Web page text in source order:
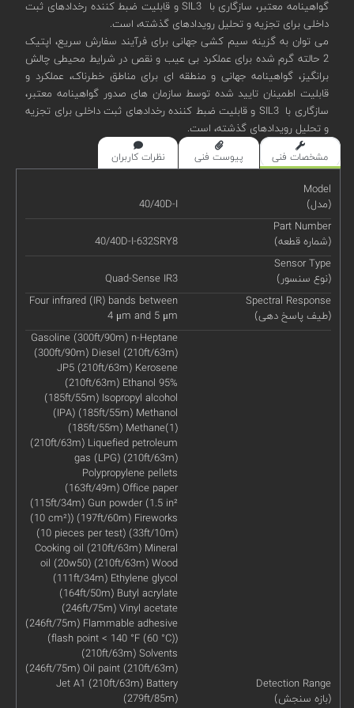
گواهینامه معتبر، سازگاری با SIL3 و قابلیت ضبط کننده رخدادهای ثبت
داخلی برای تجزیه و تحلیل رویدادهای گذشته، است.
می توان به گزینه سیم کشی جهانی برای فرآیند سفارش سریع، اپتیک
2 حالته گرم شده برای عملکرد بی عیب و نقص در شرایط محیطی چالش
برانگیز، گواهینامه جهانی و منطقه ای برای مناطق خطرناک، عملکرد و
قابلیت اطمینان تایید شده توسط سازمان های صدور گواهینامه معتبر،
سازگاری با SIL3 و قابلیت ضبط کننده رخدادهای ثبت داخلی برای تجزیه
و تحلیل رویدادهای گذشته، است.
مشخصات فنی پیوست فنی نظرات کاربران
Model
(مدل)
40/40D-I
Part Number
(شماره قطعه)
40/40D-I-632SRY8
Sensor Type
(نوع سنسور)
Quad-Sense IR3
Spectral Response
(طیف پاسخ دهی)
Four infrared (IR) bands between
4 μm and 5 μm
Detection Range
(بازه سنجش)
Gasoline (300ft/90m) n-Heptane
(300ft/90m) Diesel (210ft/63m)
JP5 (210ft/63m) Kerosene
(210ft/63m) Ethanol 95%
(185ft/55m) Isopropyl alcohol
(IPA) (185ft/55m) Methanol
(185ft/55m) Methane(1)
(210ft/63m) Liquefied petroleum
gas (LPG) (210ft/63m)
Polypropylene pellets
(163ft/49m) Office paper
(115ft/34m) Gun powder (1.5 in²
(10 cm²)) (197ft/60m) Fireworks
(10 pieces per test) (33ft/10m)
Cooking oil (210ft/63m) Mineral
oil (20w50) (210ft/63m) Wood
(111ft/34m) Ethylene glycol
(164ft/50m) Butyl acrylate
(246ft/75m) Vinyl acetate
(246ft/75m) Flammable adhesive
(flash point < 140 °F (60 °C))
(210ft/63m) Solvents
(246ft/75m) Oil paint (210ft/63m)
Jet A1 (210ft/63m) Battery
(279ft/85m)